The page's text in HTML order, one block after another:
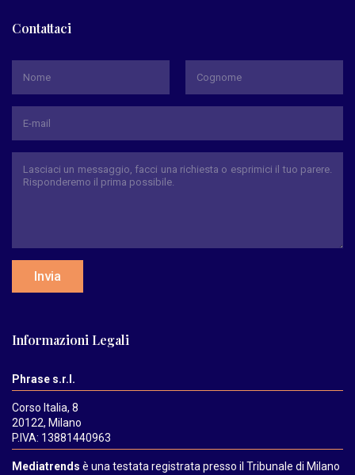
Contattaci
Invia
Informazioni Legali
Phrase s.r.l.
Corso Italia, 8
20122, Milano
P.IVA: 13881440963
Mediatrends è una testata registrata presso il Tribunale di Milano